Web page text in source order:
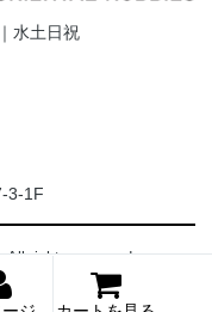
水土日祝
3-1F
All rights reserved.